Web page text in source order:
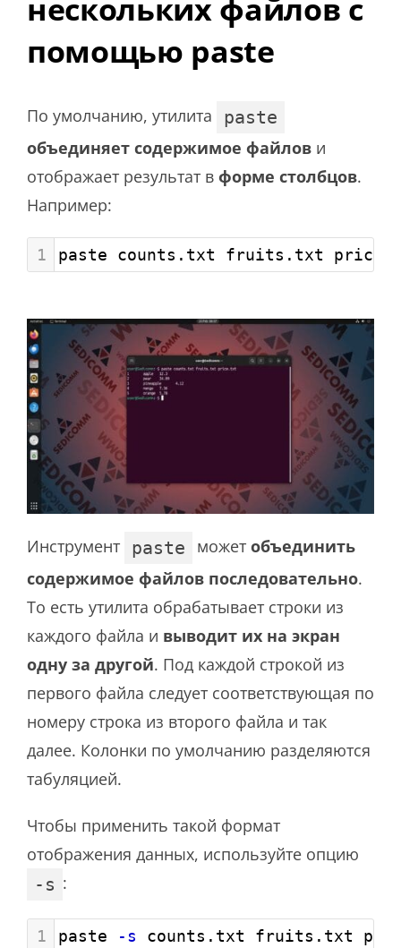
нескольких файлов с
помощью paste
По умолчанию, утилита
paste
объединяет содержимое файлов и
отображает результат в форме столбцов.
Например:
1 paste counts.txt fruits.txt
Инструмент paste может объединить
содержимое файлов последовательно.
То есть утилита обрабатывает строки из
каждого файла и выводит их на экран
одну за другой. Под каждой строкой из
первого файла следует соответствующая по
номеру строка из второго файла и так
далее. Колонки по умолчанию разделяются
табуляцией.
Чтобы применить такой формат
отображения данных, используйте опцию
-s :
1 paste -s counts.txt fruits.txt